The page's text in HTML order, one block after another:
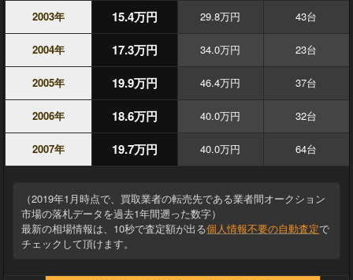
2003年 15.4万円 29.8万円 43台
2004年 17.3万円 34.0万円 23台
2005年 19.9万円 46.4万円 37台
2006年 18.6万円 40.0万円 32台
2007年 19.7万円 40.0万円 64台
（2019年1月時点で、買取業者の転売先である業者間オークション
市場の落札データを過去1年間遡った数字）
最新の相場情報は、10秒で査定額が出る個人情報不要の自動査定で
チェックして頂けます。